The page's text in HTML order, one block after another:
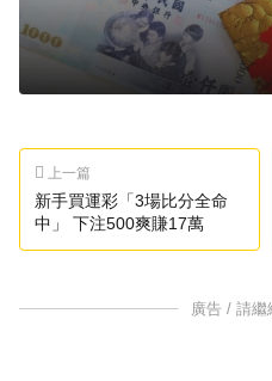
上一篇
新手買運彩「3場比分全命
中」 下注500爽賺17萬
廣告 / 請繼